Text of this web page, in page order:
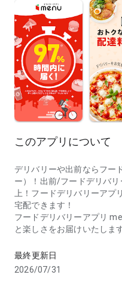
このアプリについて
デリバリーや出前ならフー
ー）！出前/フードデリバ
上！フードデリバリーアプ
宅配できます！
フードデリバリーアプリ
と楽しさをお届けいたしま
【こんな方におススメのフ
ュー)】
最終更新日
2026/07/31